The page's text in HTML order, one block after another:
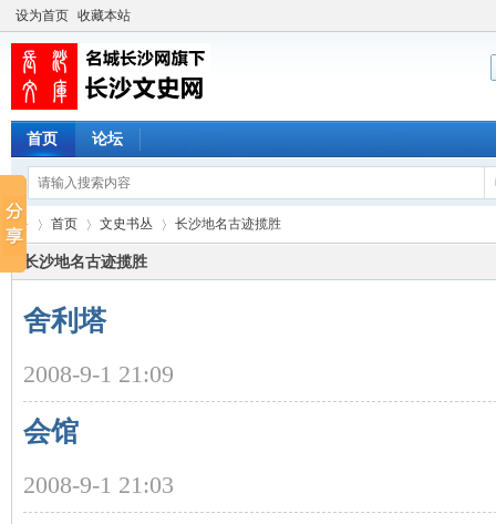
设为首页 收藏本站
首页 论坛
长 ›
首页
›
文史书丛 长沙地名古迹揽胜
长沙地名古迹揽胜
舍利塔
2008-9-1 21:09
会馆
2008-9-1 21:03